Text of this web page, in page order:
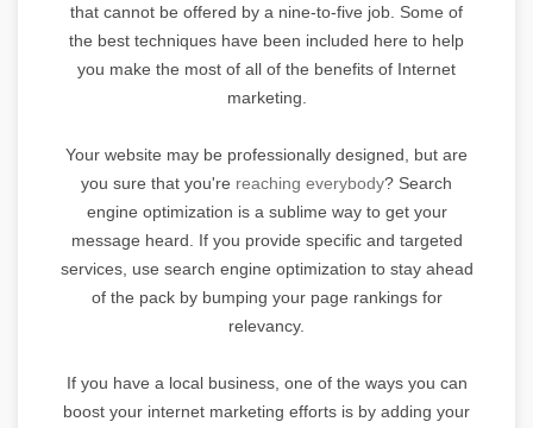
that cannot be offered by a nine-to-five job. Some of
the best techniques have been included here to help
you make the most of all of the benefits of Internet
marketing.
Your website may be professionally designed, but are
you sure that you're reaching everybody? Search
engine optimization is a sublime way to get your
message heard. If you provide specific and targeted
services, use search engine optimization to stay ahead
of the pack by bumping your page rankings for
relevancy.
If you have a local business, one of the ways you can
boost your internet marketing efforts is by adding your